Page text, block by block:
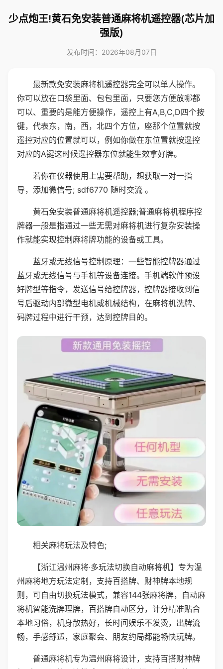
少点炮王!黄石免安装普通麻将机遥控器(芯片加
强版)
发布时间：2026年08月07日
最新款免安装麻将机遥控器完全可以单人操作。
你可以放在口袋里面、包包里面，只要您方便放哪都
可以、重要的是能方便操作，遥控上有A,B,C,D四个按
键，代表东，南，西，北四个方位，座那个位置就按
遥控对应的位置就可以，例如你做在东位置就按遥控
对应的A键这时候遥控器东位就能生效拿好牌。
若你在仪器使用上需要帮助，想获取一对一指
导，添加微信号; sdf6770 随时交流 。
黄石免安装普通麻将机遥控器;普通麻将机程序控
牌器一般是指通过一些无需对麻将机进行复杂安装操
作就能实现控制麻将牌功能的设备或工具。
蓝牙或无线信号控制原理：一些智能控牌器通过
蓝牙或无线信号与手机等设备连接。手机端软件预设
好牌型等指令，发送信号给控牌器，控牌器接收到信
号后驱动内部微型电机或机械结构，在麻将机洗牌、
码牌过程中进行干预，达到控牌目的。
相关麻将玩法及特色;
【浙江温州麻将·多玩法切换自动麻将机】专为温
州麻将地方玩法定制，支持百搭牌、财神牌本地规
则，可自由切换玩法模式，兼容144张麻将牌，自动麻
将机智能洗牌理牌，百搭牌自动区分，计分精准贴合
本地习俗，机身散热好，长时间娱乐不发烫，出牌流
畅，手感舒适，家庭聚会、朋友约局都能畅快玩牌。
普通麻将机专为温州麻将设计，支持百搭财神牌